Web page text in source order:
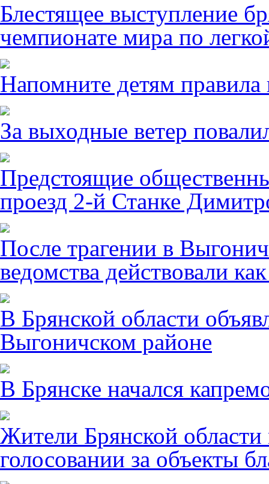
Блестящее выступление
чемпионате мира по
Напомните детям правила
За выходные ветер
Предстоящие
проезд 2-й Станке
После трагении в
ведомства действовали
В Брянской области
Выгоничском районе
В Брянске начался
Жители Брянской области
голосовании за объекты